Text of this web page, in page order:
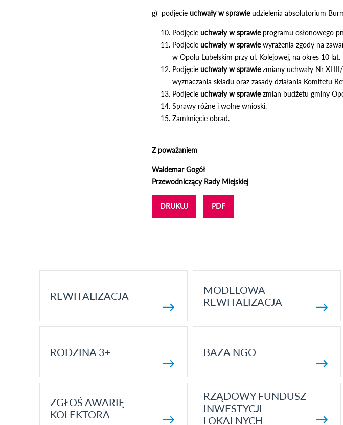
g) podjęcie uchwały w sprawieudzielenia absolutorium
Podjęcie uchwały w sprawieprogramu osłonowego
Podjęcie uchwały w sprawiewyrażenia zgody na
w Opolu Lubelskim przy ul. Kolejowej, na okres 10 lat.
Podjęcie uchwały w sprawiezmiany uchwały Nr
wyznaczania składu oraz zasady działania Komitetu
Podjęcie uchwały w sprawiezmian budżetu gminy
Sprawy różne i wolne wnioski.
Zamknięcie obrad.
Z poważaniem
Waldemar Gogół
Przewodniczący Rady Miejskiej
DRUKUJ PDF
REWITALIZACJA
MODELOWA
REWITALIZACJA
RODZINA 3+ BAZA NGO
ZGŁOŚ AWARIĘ
KOLEKTORA
RZĄDOWY FUNDUSZ
INWESTYCJI
LOKALNYCH